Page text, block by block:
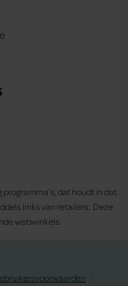
dat houdt in dat
links van retailers. Deze
webwinkels.